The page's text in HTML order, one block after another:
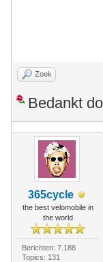
Zoek
Bedankt
365cycle
the best velomobile in
the world
Berichten: 7.188
Topics: 131